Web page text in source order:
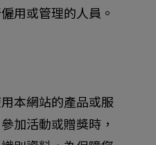
用或管理的人員。
本網站的產品或服
加活動或贈獎時，